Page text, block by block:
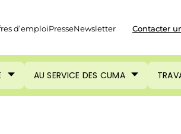
d’emploiPresseNewsletter Contacter
AU SERVICE DES CUMA